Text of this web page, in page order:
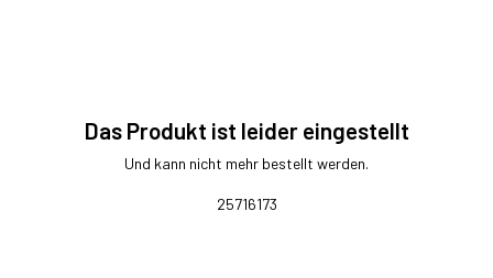
Das Produkt ist leider eingestellt
Und kann nicht mehr bestellt werden.
25716173